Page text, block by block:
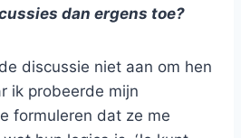
dan ergens toe?
discussie niet aan om hen
ik probeerde mijn
formuleren dat ze me